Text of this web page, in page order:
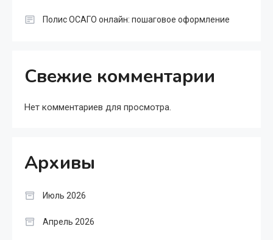
Полис ОСАГО онлайн: пошаговое оформление
Свежие комментарии
Нет комментариев для просмотра.
Архивы
Июль 2026
Апрель 2026